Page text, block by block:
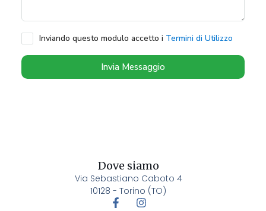
Inviando questo modulo accetto i Termini di Utilizzo
Invia Messaggio
Dove siamo
Via Sebastiano Caboto 4
10128 - Torino (TO)